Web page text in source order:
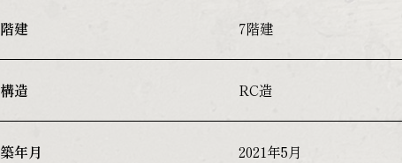
階建 7階建
構造 RC造
築年月 2021年5月